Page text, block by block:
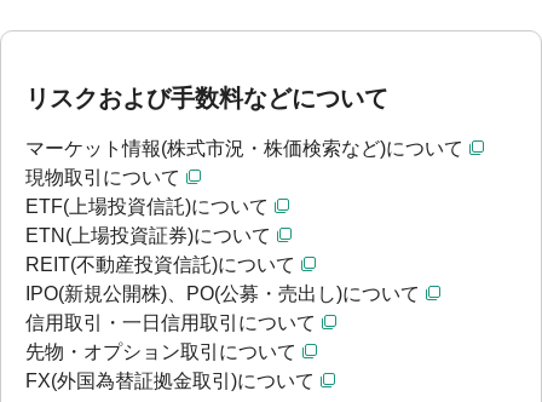
リスクおよび手数料などについて
マーケット情報(株式市況・株価検索など)について
現物取引について
ETF(上場投資信託)について
ETN(上場投資証券)について
REIT(不動産投資信託)について
IPO(新規公開株)、PO(公募・売出し)について
信用取引・一日信用取引について
先物・オプション取引について
FX(外国為替証拠金取引)について